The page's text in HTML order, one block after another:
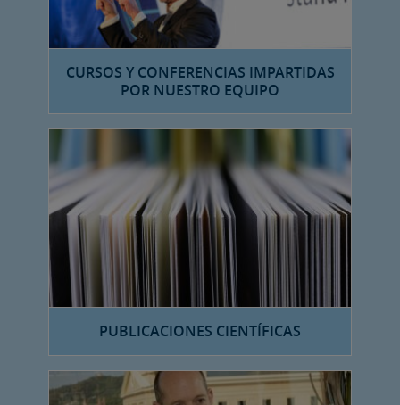
CURSOS Y CONFERENCIAS IMPARTIDAS
POR NUESTRO EQUIPO
PUBLICACIONES CIENTÍFICAS